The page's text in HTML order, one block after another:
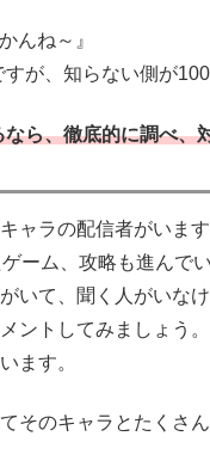
んね～』
が、知らない側が100
ら、徹底的に調べ、
ャラの配信者がいま
ーム、攻略も進んで
いて、聞く人がいな
ントしてみましょう
ます。
そのキャラとたくさ